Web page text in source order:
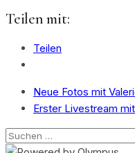
Teilen mit:
Teilen
Neue Fotos mit
Erster Livestream
Suchen